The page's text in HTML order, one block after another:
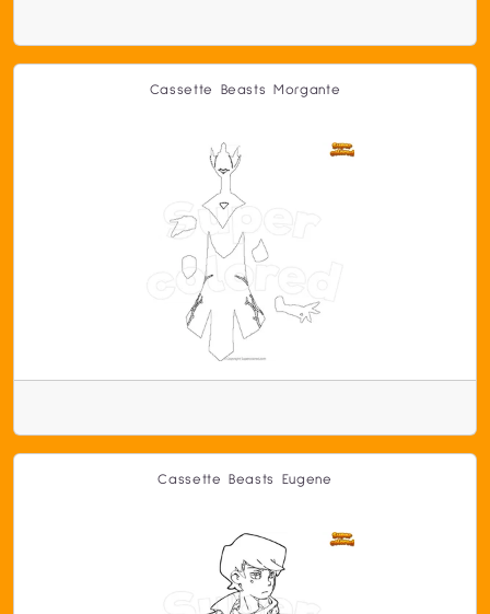
Cassette Beasts Morgante
Cassette Beasts Eugene